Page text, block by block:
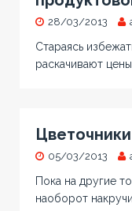
28/03/2013
Стараясь
раскачивают
05/03/2013
Пока на другие
наоборот